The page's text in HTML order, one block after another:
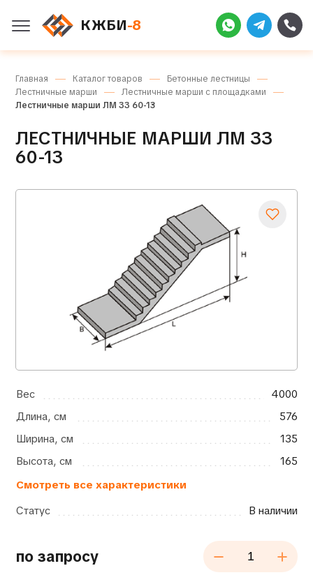
КЖБИ-8
Главная Каталог товаров
Бетонные лестницы
Лестничные марши
Лестничные марши с площадками
Лестничные марши ЛМ ЗЗ 60-13
ЛЕСТНИЧНЫЕ МАРШИ ЛМ ЗЗ
60-13
Вес
4000
Длина, см
576
Ширина, см
135
Высота, см
165
Смотреть все характеристики
Статус
В наличии
по запросу